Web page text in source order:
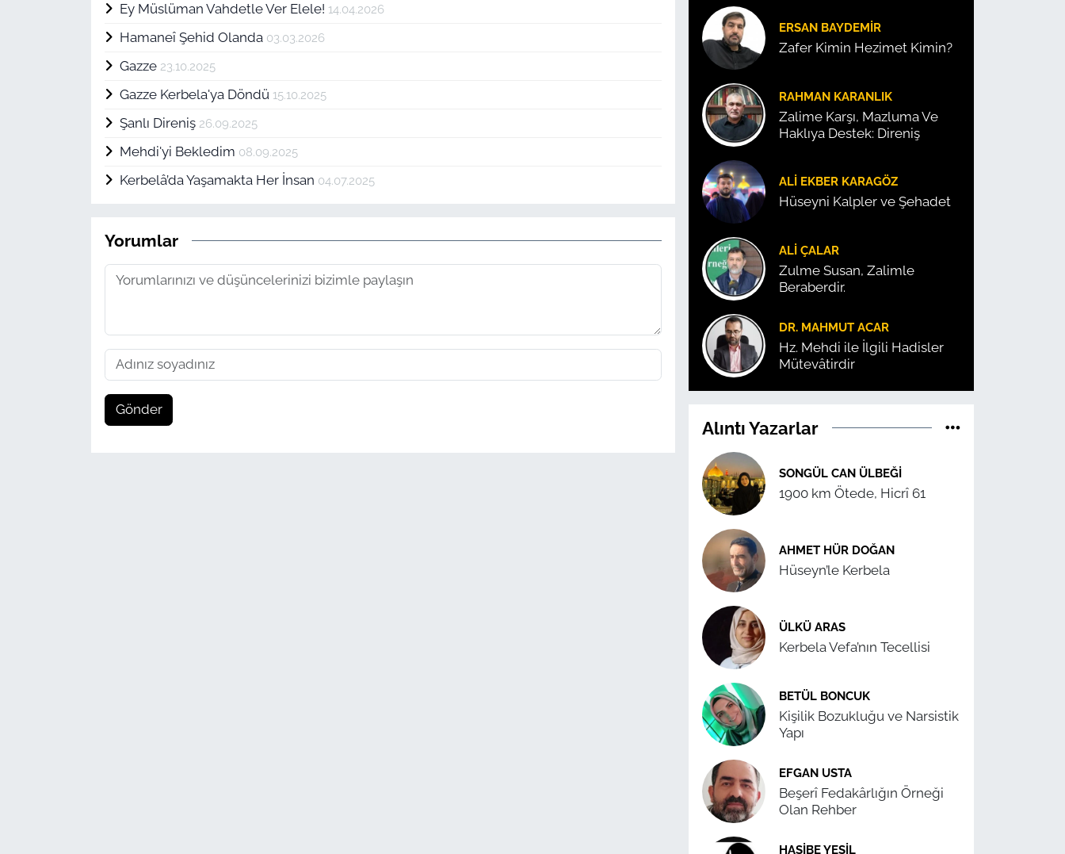
Ey Müslüman Vahdetle Ver Elele! 14.04.2026
Hamaneî Şehid Olanda 03.03.2026
Gazze 23.10.2025
Gazze Kerbela'ya Döndü 15.10.2025
Şanlı Direniş 26.09.2025
Mehdi'yi Bekledim 08.09.2025
Kerbelâ’da Yaşamakta Her İnsan 04.07.2025
Yorumlar
Gönder
ERSAN BAYDEMIR
Zafer Kimin Hezimet Kimin?
RAHMAN KARANLIK
Zalime Karşı, Mazluma Ve
Haklıya Destek: Direniş
ALI EKBER KARAGÖZ
Hüseyni Kalpler ve Şehadet
ALI ÇALAR
Zulme Susan, Zalimle
Beraberdir.
DR. MAHMUT ACAR
Hz. Mehdi ile İlgili Hadisler
Mütevâtirdir
Alıntı Yazarlar
SONGÜL CAN ÜLBEĞI
1900 km Ötede, Hicrî 61
AHMET HÜR DOĞAN
Hüseyn’le Kerbela
ÜLKÜ ARAS
Kerbela Vefa’nın Tecellisi
BETÜL BONCUK
Kişilik Bozukluğu ve Narsistik
Yapı
EFGAN USTA
Beşerî Fedakârlığın Örneği
Olan Rehber
HASIBE YEŞIL